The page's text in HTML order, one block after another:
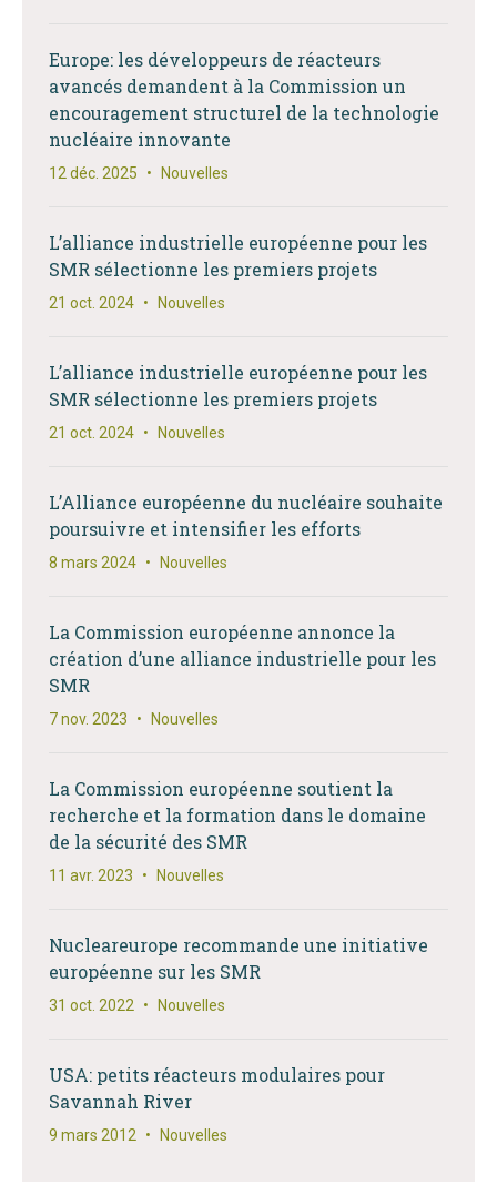
Europe: les développeurs de réacteurs
avancés demandent à la Commission un
encouragement structurel de la technologie
nucléaire innovante
12 déc. 2025 • Nouvelles
L’alliance industrielle européenne pour les
SMR sélectionne les premiers projets
21 oct. 2024 • Nouvelles
L’alliance industrielle européenne pour les
SMR sélectionne les premiers projets
21 oct. 2024 • Nouvelles
L’Alliance européenne du nucléaire souhaite
poursuivre et intensifier les efforts
8 mars 2024 • Nouvelles
La Commission européenne annonce la
création d’une alliance industrielle pour les
SMR
7 nov. 2023 • Nouvelles
La Commission européenne soutient la
recherche et la formation dans le domaine
de la sécurité des SMR
11 avr. 2023 • Nouvelles
Nucleareurope recommande une initiative
européenne sur les SMR
31 oct. 2022 • Nouvelles
USA: petits réacteurs modulaires pour
Savannah River
9 mars 2012 • Nouvelles